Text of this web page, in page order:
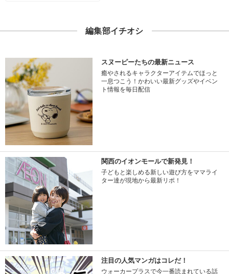
編集部イチオシ
スヌーピーたちの最新ニュース
癒やされるキャラクターアイテムでほっと
一息つこう！かわいい最新グッズやイベン
ト情報を毎日配信
関西のイオンモールで新発見！
子どもと楽しめる新しい遊び方をママライ
ター達が現地から最新リポ！
注目の人気マンガはコレだ！
ウォーカープラスで今一番読まれている話